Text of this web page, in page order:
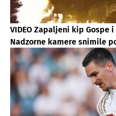
VIDEO Zapaljeni kip Gospe
Nadzorne kamere snimile